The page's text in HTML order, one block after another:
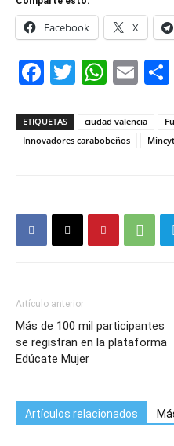
Facebook X
Facebook
Twitter
ETIQUETAS ciudad valencia
Innovadores carabobeños
Mincyt
Artículo anterior
Más de 100 mil participantes
se registran en la plataforma
Edúcate Mujer
Artículos relacionados